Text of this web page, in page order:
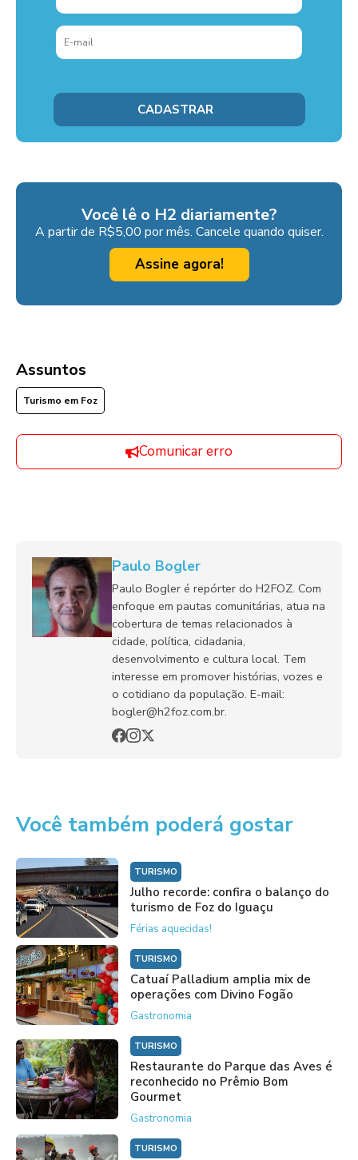
Você lê o H2 diariamente?
A partir de R$5,00 por mês. Cancele quando quiser.
Assine agora!
Assuntos
Turismo em Foz
Comunicar erro
Paulo Bogler
Paulo Bogler é repórter do H2FOZ. Com
enfoque em pautas comunitárias, atua na
cobertura de temas relacionados à
cidade, política, cidadania,
desenvolvimento e cultura local. Tem
interesse em promover histórias, vozes e
o cotidiano da população. E-mail:
bogler@h2foz.com.br.
Você também poderá gostar
TURISMO
Julho recorde: confira o balanço do
turismo de Foz do Iguaçu
Férias aquecidas!
TURISMO
Catuaí Palladium amplia mix de
operações com Divino Fogão
Gastronomia
TURISMO
Restaurante do Parque das Aves é
reconhecido no Prêmio Bom
Gourmet
Gastronomia
TURISMO